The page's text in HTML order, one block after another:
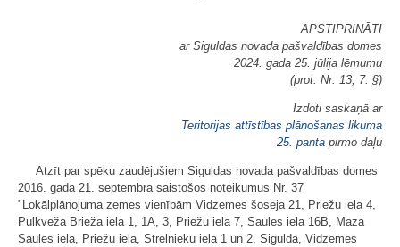
APSTIPRINĀTI
ar Siguldas novada pašvaldības domes
2024. gada 25. jūlija lēmumu
(prot. Nr. 13, 7. §)
Izdoti saskaņā ar
Teritorijas attīstības plānošanas likuma
25. panta pirmo daļu
Atzīt par spēku zaudējušiem Siguldas novada pašvaldības domes
2016. gada 21. septembra saistošos noteikumus Nr. 37
"Lokālplānojuma zemes vienībām Vidzemes šoseja 21, Priežu iela 4,
Pulkveža Brieža iela 1, 1A, 3, Priežu iela 7, Saules iela 16B, Mazā
Saules iela, Priežu iela, Strēlnieku iela 1 un 2, Siguldā, Vidzemes